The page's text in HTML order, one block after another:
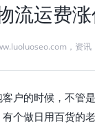
流运费
， 资讯
户的时候，不管
个做日用百货的